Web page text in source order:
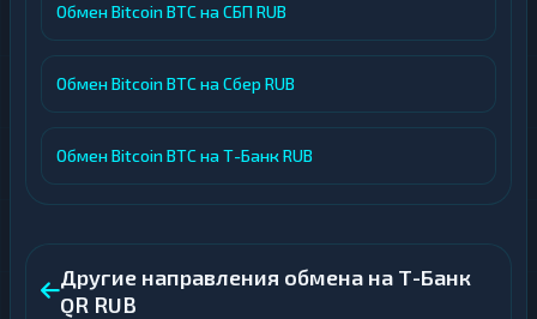
Обмен Bitcoin BTC на СБП RUB
Обмен Bitcoin BTC на Сбер RUB
Обмен Bitcoin BTC на Т-Банк RUB
Другие направления обмена на Т-Банк
QR RUB